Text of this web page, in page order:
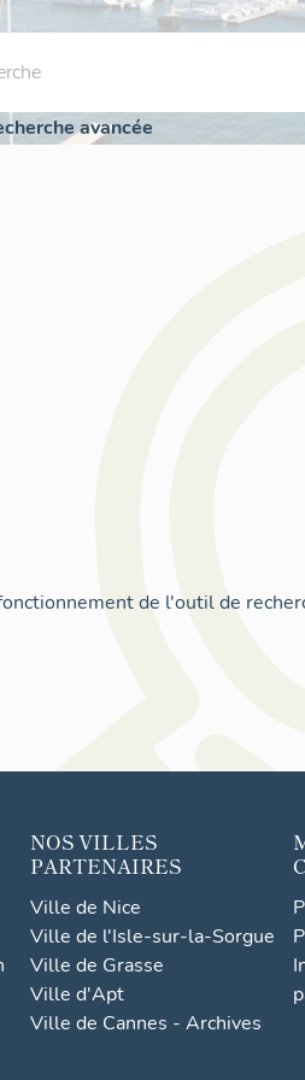
avancée
de l'outil de
NOS VILLES
PARTENAIRES
Ville de Nice
Ville de l'Isle-sur-la-Sorgue
Ville de Grasse
Ville d'Apt
Ville de Cannes - Archives